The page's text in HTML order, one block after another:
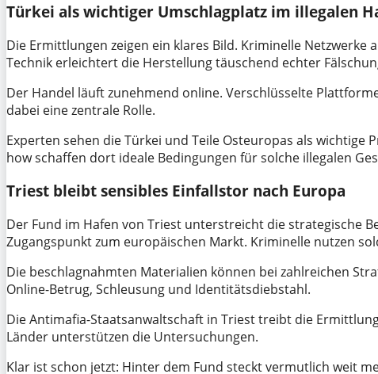
Türkei als wichtiger Umschlagplatz im illegalen
Die Ermittlungen zeigen ein klares Bild. Kriminelle
Technik erleichtert die Herstellung täuschend echter
Der Handel läuft zunehmend online. Verschlüsselte
dabei eine zentrale Rolle.
Experten sehen die Türkei und Teile Osteuropas als
how schaffen dort ideale Bedingungen für solche illegalen
Triest bleibt sensibles Einfallstor nach Europa
Der Fund im Hafen von Triest unterstreicht die strategische
Zugangspunkt zum europäischen Markt. Kriminelle nutzen
Die beschlagnahmten Materialien können bei zahlreichen
Online-Betrug, Schleusung und Identitätsdiebstahl.
Die Antimafia-Staatsanwaltschaft in Triest treibt die
Länder unterstützen die Untersuchungen.
Klar ist schon jetzt: Hinter dem Fund steckt vermutlich weit